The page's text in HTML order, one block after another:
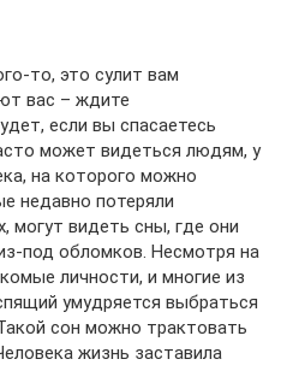
то, это сулит вам
вас – ждите
если вы спасаетесь
может видеться людям, у
на которого можно
недавно потеряли
могут видеть сны, где они
под обломков. Несмотря на
личности, и многие из
умудряется выбраться
сон можно трактовать
жизнь заставила